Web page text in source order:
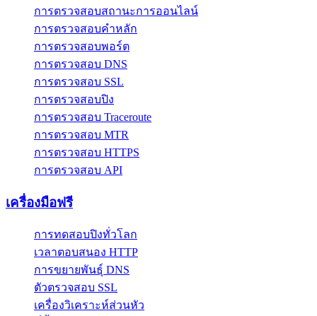
การตรวจสอบสถานะการออนไลน์
การตรวจสอบคำหลัก
การตรวจสอบพอร์ต
การตรวจสอบ DNS
การตรวจสอบ SSL
การตรวจสอบปิง
การตรวจสอบ Traceroute
การตรวจสอบ MTR
การตรวจสอบ HTTPS
การตรวจสอบ API
เครื่องมือฟรี
การทดสอบปิงทั่วโลก
เวลาตอบสนอง HTTP
การขยายพันธุ์ DNS
ตัวตรวจสอบ SSL
เครื่องวิเคราะห์ส่วนหัว